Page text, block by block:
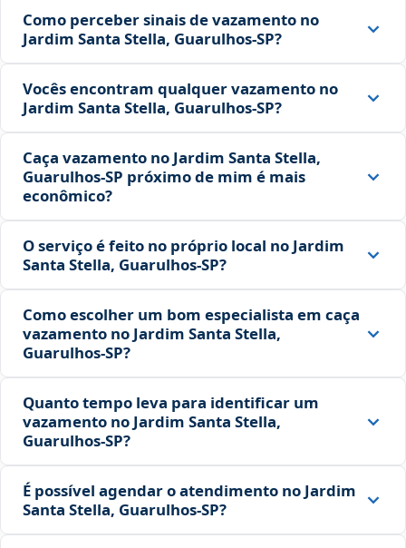
Como perceber sinais de vazamento no
Jardim Santa Stella, Guarulhos‑SP?
Vocês encontram qualquer vazamento no
Jardim Santa Stella, Guarulhos‑SP?
Caça vazamento no Jardim Santa Stella,
Guarulhos‑SP próximo de mim é mais
econômico?
O serviço é feito no próprio local no Jardim
Santa Stella, Guarulhos‑SP?
Como escolher um bom especialista em caça
vazamento no Jardim Santa Stella,
Guarulhos‑SP?
Quanto tempo leva para identificar um
vazamento no Jardim Santa Stella,
Guarulhos‑SP?
É possível agendar o atendimento no Jardim
Santa Stella, Guarulhos‑SP?